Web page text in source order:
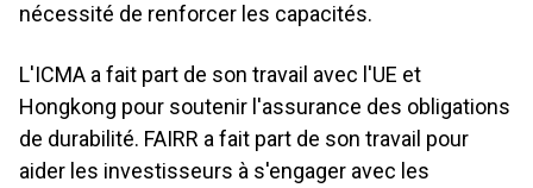
nécessité de renforcer les capacités.
L'ICMA a fait part de son travail avec l'UE et
Hongkong pour soutenir l'assurance des obligations
de durabilité. FAIRR a fait part de son travail pour
aider les investisseurs à s'engager avec les